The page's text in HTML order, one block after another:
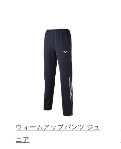
ソフトボール
柔道
ウィンタースポーツ
ウォームアップパンツ ジュ
ニア